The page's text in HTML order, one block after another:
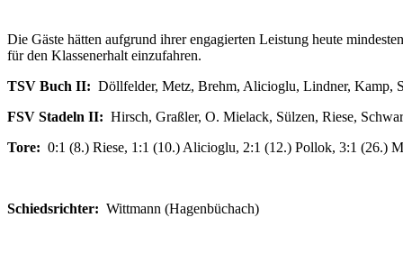
Die Gäste hätten aufgrund ihrer engagierten Leistung heute
für den Klassenerhalt einzufahren.
TSV Buch II: Döllfelder, Metz, Brehm, Alicioglu, Lindner, Kamp,
FSV Stadeln II: Hirsch, Graßler, O. Mielack, Sülzen, Riese,
Tore: 0:1 (8.) Riese, 1:1 (10.) Alicioglu, 2:1 (12.) Pollok, 3:1 (26.)
Schiedsrichter: Wittmann (Hagenbüchach)